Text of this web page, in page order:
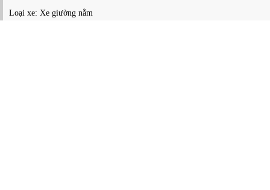
Loại xe: Xe giường nằm